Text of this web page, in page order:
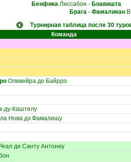
БенфикаЛиссабон - Боавишта
Брага- Фамаликан
Турнирная таблица после 30
Команда
Оливейра до Байрро
ду-Каштелу
Нова дэ Фамалишу
ди Санту Антониу